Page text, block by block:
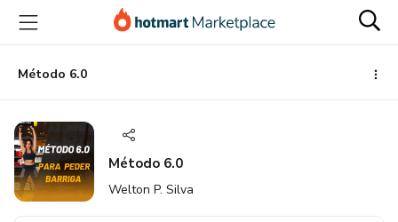
para
conteúdo
principal
para
pagamento
para
rodapéMétodo 6.0
Método 6.0
Welton P. Silva